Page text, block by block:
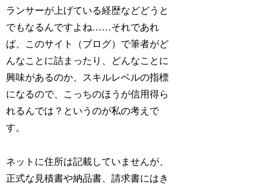
ランサーが上げている経歴などどうと
でもなるんですよね……それであれ
ば、このサイト（ブログ）で筆者がど
んなことに詰まったり、どんなことに
興味があるのか、スキルレベルの指標
になるので、こっちのほうが信用得ら
れるんでは？というのが私の考えで
す。
ネットに住所は記載していませんが、
正式な見積書や納品書、請求書にはき